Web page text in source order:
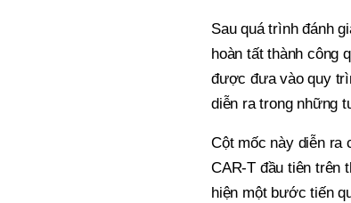
Sau quá trình đánh
hoàn tất thành công
được đưa vào quy
diễn ra trong những
Cột mốc này diễn ra
CAR-T đầu tiên trên
hiện một bước tiến